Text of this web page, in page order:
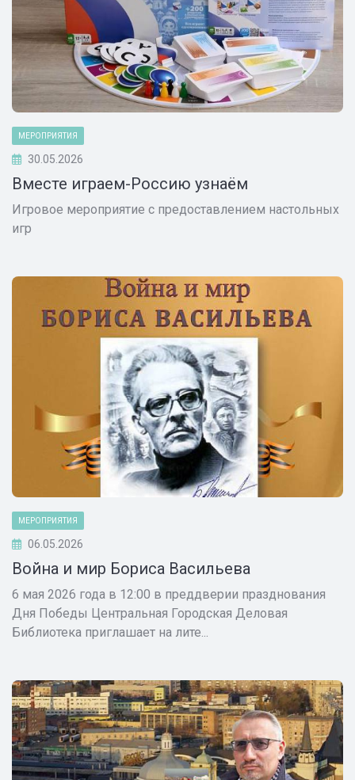
МЕРОПРИЯТИЯ
30.05.2026
Вместе играем-Россию узнаём
Игровое мероприятие с предоставлением настольных
игр
МЕРОПРИЯТИЯ
06.05.2026
Война и мир Бориса Васильева
6 мая 2026 года в 12:00 в преддверии празднования
Дня Победы Центральная Городская Деловая
Библиотека приглашает на лите...